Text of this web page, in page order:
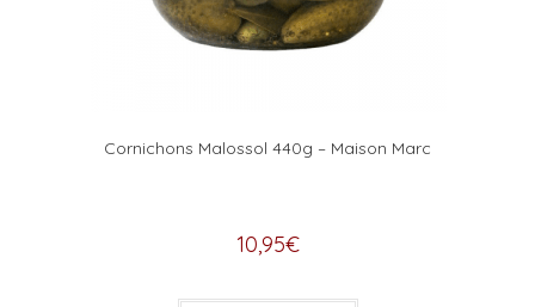
Cornichons Malossol 440g – Maison Marc
10,95€